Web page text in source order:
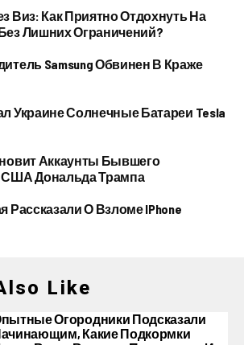
Виз: Как Приятно Отдохнуть На
Лишних Ограничений?
Samsung Обвинен В Краже
Украине Солнечные Батареи Tesla
Аккаунты Бывшего
США Дональда Трампа
Рассказали О Взломе IPhone
Like
Огородники Подсказали
Какие Подкормки